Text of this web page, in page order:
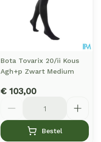
Bota Tovarix 20/ii Kous
Agh+p Zwart Medium
€ 103,00
Bestel